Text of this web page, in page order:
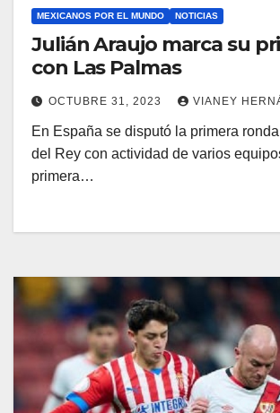
MEXICANOS POR EL MUNDO NOTICIAS
Julián Araujo marca su
con Las Palmas
OCTUBRE 31, 2023 VIANEY
En España se disputó la primera
del Rey con actividad de varios
primera…